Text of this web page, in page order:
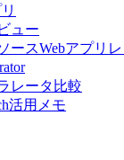
ュー
ースWebアプリ
レータ比較
活用メモ